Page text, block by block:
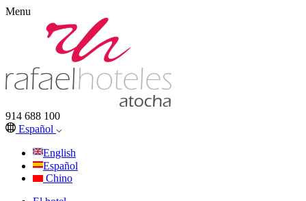
Menu
914 688 100
Español
English
Español
Chino